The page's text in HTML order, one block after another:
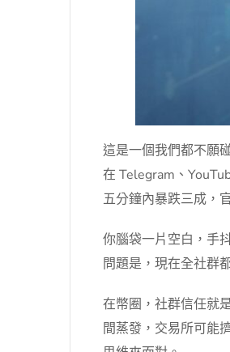
這是一個我們都不願
在 Telegram、
五分鐘內暴跌三成，
你腦袋一片空白，手
問題是，現在全社群
在幣圈，社群信任就
間蒸發，交易所可能